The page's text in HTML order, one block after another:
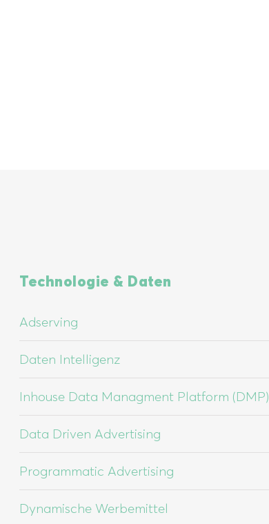
Technologie & Daten
Adserving
Daten Intelligenz
Inhouse Data Managment Platform (DMP)
Data Driven Advertising
Programmatic Advertising
Dynamische Werbemittel